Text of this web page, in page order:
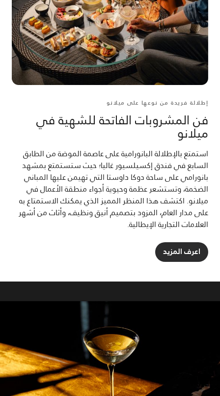
إطلالة فريدة من نوعها على ميلانو
فن المشروبات الفاتحة للشهية في
ميلانو
استمتع بالإطلالة البانورامية على عاصمة الموضة من الطابق
السابع في فندق إكسيلسيور غاليا؛ حيث ستستمتع بمشهد
بانورامي على ساحة دوكا داوستا التي تهيمن عليها المباني
الضخمة، وتستشعر عظمة وحيوية أجواء منطقة الأعمال في
ميلانو. اكتشف هذا المنظر المميز الذي يمكنك الاستمتاع به
على مدار العام، المزود بتصميم أنيق ونظيف، وأثاث من أشهر
العلامات التجارية الإيطالية.
اعرف المزيد